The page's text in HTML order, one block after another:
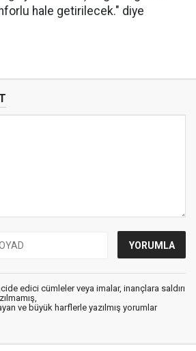
hale getirilecek." diye
edici cümleler veya imalar, inançlara saldırı
ve büyük harflerle yazılmış yorumlar